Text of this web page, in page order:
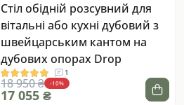
Стіл обідній розсувний для
вітальні або кухні дубовий з
швейцарським кантом на
дубових опорах Drop
1
18 950 ₴ -10%
17 055 ₴